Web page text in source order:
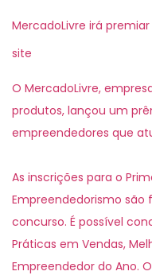
MercadoLivre irá
site
O MercadoLivre,
produtos, lançou um
empreendedores que
As inscrições para o
Empreendedorismo são
concurso. É possível
Práticas em Vendas,
Empreendedor do Ano.